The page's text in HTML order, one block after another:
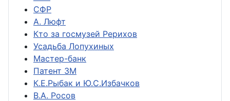
СФР
А. Люфт
Кто за госмузей Рерихов
Усадьба Лопухиных
Мастер-банк
Патент ЗМ
К.Е.Рыбак и Ю.С.Избачков
В.А. Росов